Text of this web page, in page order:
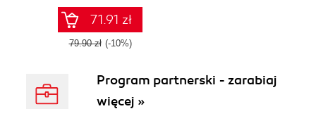
71.91 zł
79.90 zł (-10%)
Program partnerski - zarabiaj
więcej »